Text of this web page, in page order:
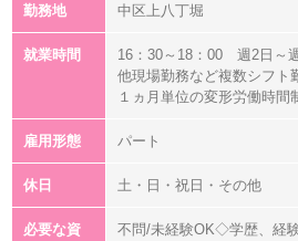
勤務地 中区上八丁堀
就業時間
16：30～18：00 週2日～
他現場勤務など複数シフト
１ヵ月単位の変形労働時間
雇用形態 パート
休日 土・日・祝日・その他
必要な資
不問/未経験OK◇学歴、経